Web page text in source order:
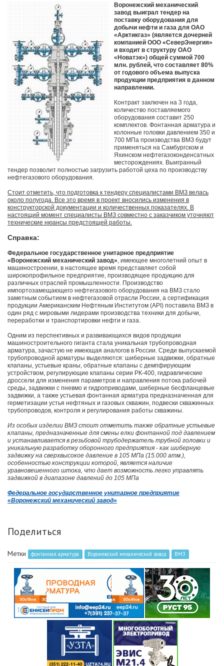
Воронежский механический
завод выиграл тендер на
поставку оборудования для
добычи нефти и газа для ОАО
«Арктикгаз» (является дочерней
компанией ООО «СеверЭнергия»
и входит в структуру ОАО
«Новатэк») общей суммой 700
млн. рублей, что составляет 80%
от годового объема выпуска
продукции предприятия в данном
направлении.
Контракт заключен на 3 года,
количество поставляемого
оборудования составит 250
комплектов. Фонтанная арматура и
колонные головки давлением 350 и
700 МПа производства ВМЗ будут
применяться на Самбургском и
Яхинском нефтегазоконденсатных
месторождениях. Выигранный
тендер позволит полностью загрузить работой цеха по производству
нефтегазового оборудования.
Стоит отметить, что подготовка к тендеру специалистами ВМЗ велась
около полугода. Все это время в проект вносились изменения в
конструкторской документации и количественных показателях. В
настоящий момент специалисты ВМЗ совместно с заказчиком уточняют
технические нюансы предстоящей работы.
Справка:
Федеральное государственное унитарное предприятие
«Воронежский механический завод», имеющее многолетний опыт в
машиностроении, в настоящее время представляет собой
широкопрофильное предприятие, производящее продукцию для
различных отраслей промышленности. Производство
импортозамещающего нефтегазового оборудования на ВМЗ стало
заметным событием в нефтегазовой отрасли России, а сертификация
продукции Американским Нефтяным Институтом (API) поставила ВМЗ в
один ряд с мировыми лидерами производства техники для добычи,
переработки и транспортировки нефти и газа.
Одним из перспективных и развивающихся видов продукции
машиностроительного гиганта стала уникальная трубопроводная
арматура, зачастую не имеющая аналогов в России. Среди выпускаемой
трубопроводной арматуры выделяются: шиберные задвижки, обратные
клапаны, устьевые краны, обратные клапаны с демпфирующим
устройством, регулирующие клапаны серии РК-400, гидравлические
дроссели для изменения параметров и направления потока рабочей
среды, задвижки с пневмо и гидроприводами, шиберные бесфланцевые
задвижки, а также устьевая фонтанная арматура предназначенная для
герметизации устья нефтяных и газовых скважин, подвески скважинных
трубопроводов, контроля и регулирования работы скважины.
Из особых изделии ВМЗ стоит отметить также обратные устьевые
клапаны, предназначенные для смены елки фонтанной под давлением
и устанавливается в резьбовой трубодержатель трубной головки и
уникальную разработку оборонного предприятия - как шиберную
задвижку на сверхвысокое давление в 105 МПа (15.000 атм.),
особенностью конструкции которой, является наличие
уравновешенного штока, что дает возможность легко управлять
задвижкой в диапазоне давлений до 105 МПа
Федеральное государственное унитарное предприятие
«Воронежский механический завод»
Поделиться
Метки фонтанная арматура Воронежский механический завод ВМЗ